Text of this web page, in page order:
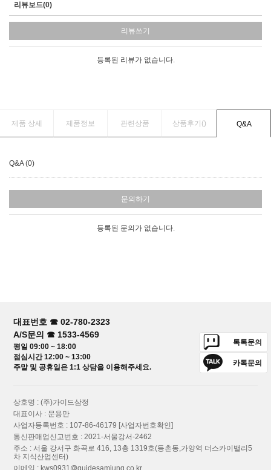
리뷰보드(0)
리뷰쓰기
등록된 리뷰가 없습니다.
제품 상세 제품정보 관련상품 상품후기() Q&A
Q&A (0)
문의하기
등록된 문의가 없습니다.
대표번호 ☎ 02-780-2323
A/S문의 ☎ 1533-4569
평일 09:00 ~ 18:00
점심시간 12:00 ~ 13:00
주말 및 공휴일은 1:1 상담을 이용해주세요.
톡톡문의
카톡문의
상호명 : (주)가이드삼정
대표이사 : 문용만
사업자등록번호 : 107-86-46179 [사업자번호확인]
통신판매업신고번호 : 2021-서울강서-2462
주소 : 서울 강서구 화곡로 416, 13층 1319호(등촌동,가양역 더스카이밸리5
차 지식산업센터)